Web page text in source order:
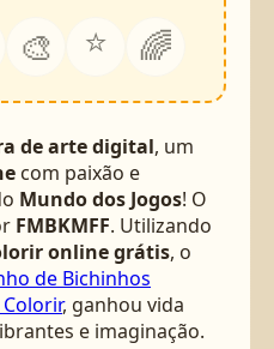
🎨 ⭐ 🌈
de arte digital, um
com paixão e
Mundo dos Jogos! O
FMBKMFF. Utilizando
online grátis, o
de Bichinhos
, ganhou vida
e imaginação.